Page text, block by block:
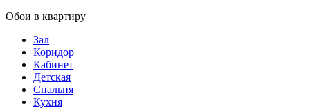
Обои в квартиру
Зал
Коридор
Кабинет
Детская
Спальня
Кухня